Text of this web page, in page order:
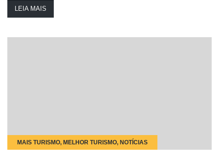
LEIA MAIS
MAIS TURISMO, MELHOR TURISMO, NOTÍCIAS